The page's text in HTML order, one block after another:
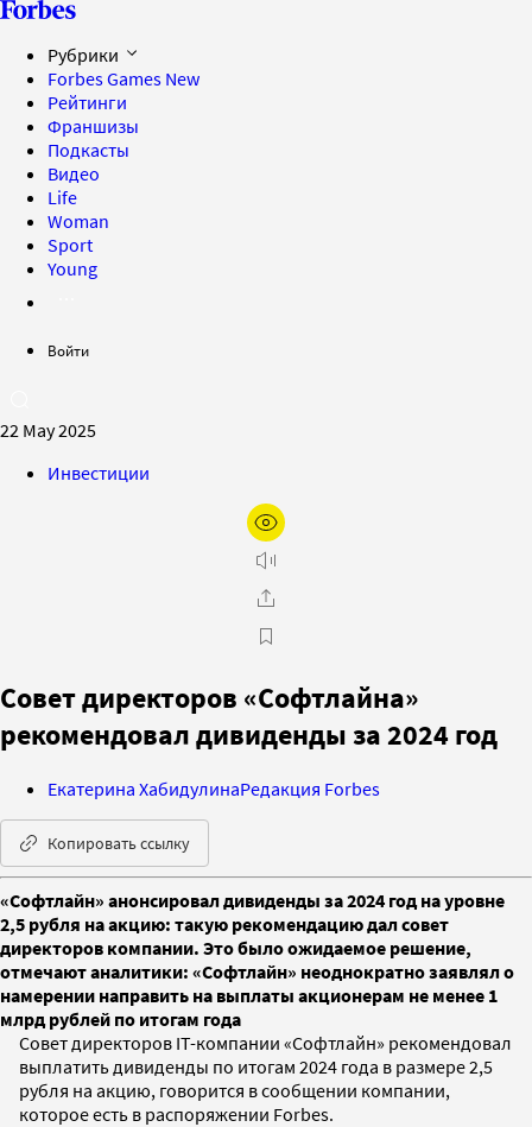
Рубрики
Forbes Games New
Рейтинги
Франшизы
Подкасты
Видео
Life
Woman
Sport
Young
Войти
22 May 2025
Инвестиции
Совет директоров «Софтлайна»
рекомендовал дивиденды за 2024 год
Екатерина ХабидулинаРедакция Forbes
Копировать ссылку
«Софтлайн» анонсировал дивиденды за 2024 год на уровне
2,5 рубля на акцию: такую рекомендацию дал совет
директоров компании. Это было ожидаемое решение,
отмечают аналитики: «Софтлайн» неоднократно заявлял о
намерении направить на выплаты акционерам не менее 1
млрд рублей по итогам года
Совет директоров IT-компании «Софтлайн» рекомендовал
выплатить дивиденды по итогам 2024 года в размере 2,5
рубля на акцию, говорится в сообщении компании,
которое есть в распоряжении Forbes.